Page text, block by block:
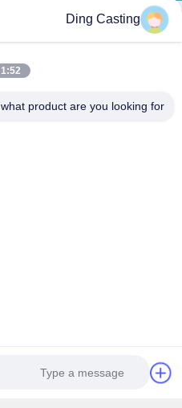
المنزل حولنا المنتجات أخبار
Ding Casting
1:52 PM
product are you looking for?